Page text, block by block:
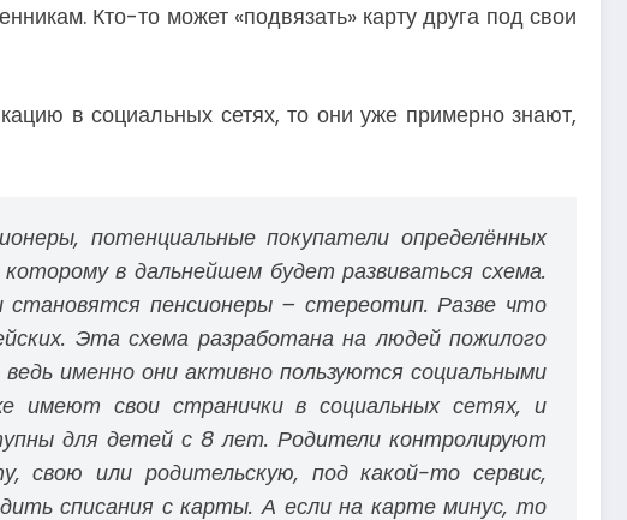
Кто-то может «подвязать» карту друга под свои
в социальных сетях, то они уже примерно знают,
потенциальные покупатели определённых
в дальнейшем будет развиваться схема.
пенсионеры – стереотип. Разве что
Эта схема разработана на людей пожилого
именно они активно пользуются социальными
имеют свои странички в социальных сетях, и
для детей с 8 лет. Родители контролируют
свою или родительскую, под какой-то сервис,
списания с карты. А если на карте минус, то